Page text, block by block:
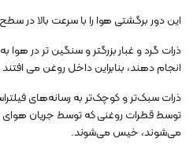
این دور برگشتی هوا را با سرعت بالا در
ذرات گرد و غبار بزرگتر و سنگین تر در هوا
انجام دهند، بنابراین داخل روغن می افتند
ذرات سبک‌تر و کوچک‌تر به رسانه‌های
توسط قطرات روغنی که توسط جریان هوای
می‌شوند، خیس می‌شوند.